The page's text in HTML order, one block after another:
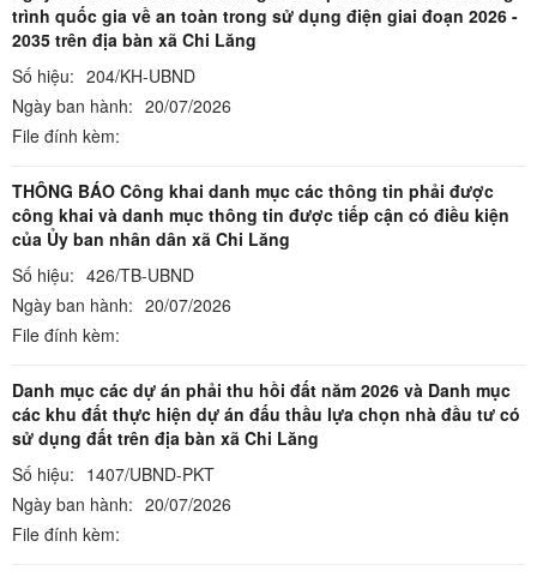
trình quốc gia về an toàn trong sử dụng điện giai đoạn 2026 -
2035 trên địa bàn xã Chi Lăng
Số hiệu: 204/KH-UBND
Ngày ban hành: 20/07/2026
File đính kèm:
THÔNG BÁO Công khai danh mục các thông tin phải được
công khai và danh mục thông tin được tiếp cận có điều kiện
của Ủy ban nhân dân xã Chi Lăng
Số hiệu: 426/TB-UBND
Ngày ban hành: 20/07/2026
File đính kèm:
Danh mục các dự án phải thu hồi đất năm 2026 và Danh mục
các khu đất thực hiện dự án đấu thầu lựa chọn nhà đầu tư có
sử dụng đất trên địa bàn xã Chi Lăng
Số hiệu: 1407/UBND-PKT
Ngày ban hành: 20/07/2026
File đính kèm: